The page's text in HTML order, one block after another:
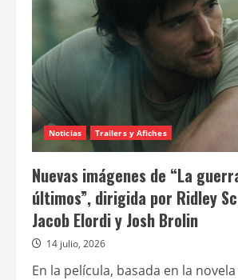
Ryan
Murphy,
se
estrenará
el
en
Noticias Trailers y Afiches
Nuevas imágenes de “La
últimos”, dirigida por Ridley
Jacob Elordi y Josh Brolin
14 julio, 2026
En la película, basada en la novela